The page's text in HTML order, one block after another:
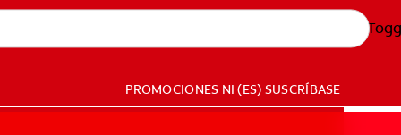
PROMOCIONES NI (ES) SUSCRÍBASE